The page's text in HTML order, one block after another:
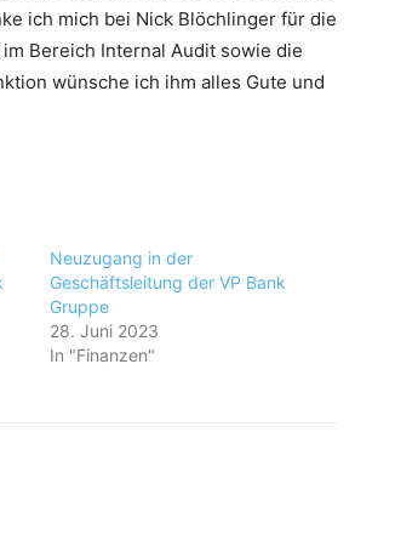
ich mich bei Nick Blöchlinger für die
Bereich Internal Audit sowie die
wünsche ich ihm alles Gute und
Neuzugang in der
Geschäftsleitung der VP Bank
Gruppe
28. Juni 2023
In "Finanzen"